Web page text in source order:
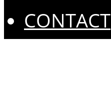
CONTACT